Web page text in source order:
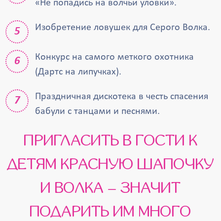
«Не попадись на волчьи уловки».
Изобретение ловушек для Серого Волка.
Конкурс на самого меткого охотника
(Дартс на липучках).
Праздничная дискотека в честь спасения
бабули с танцами и песнями.
ПРИГЛАСИТЬ В ГОСТИ К
ДЕТЯМ КРАСНУЮ ШАПОЧКУ
И ВОЛКА – ЗНАЧИТ
ПОДАРИТЬ ИМ МНОГО